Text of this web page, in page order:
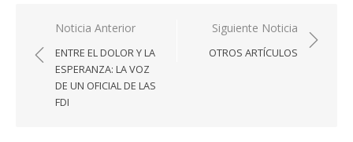
Navegación
de
entradas
Noticia Anterior
ENTRE EL DOLOR Y LA
ESPERANZA: LA VOZ
DE UN OFICIAL DE LAS
FDI
Siguiente Noticia
OTROS ARTÍCULOS